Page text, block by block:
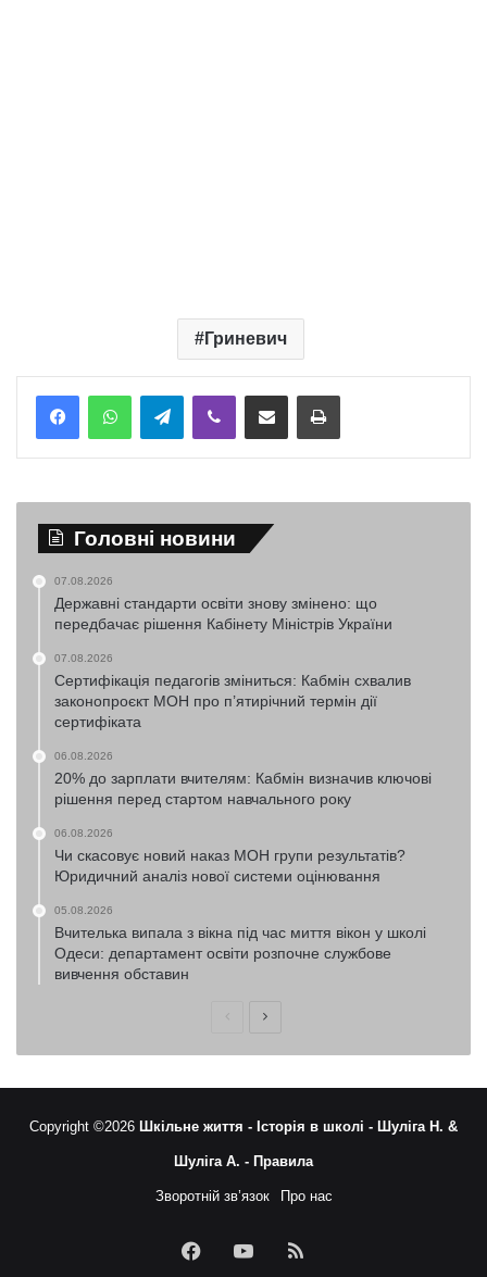
Гриневич
TelegramViber Надіслати електронною поштоюНадрукувати
Головні новини
07.08.2026
Державні стандарти освіти знову змінено: що
передбачає рішення Кабінету Міністрів України
07.08.2026
Сертифікація педагогів зміниться: Кабмін схвалив
законопроєкт МОН про п’ятирічний термін дії
сертифіката
06.08.2026
20% до зарплати вчителям: Кабмін визначив ключові
рішення перед стартом навчального року
06.08.2026
Чи скасовує новий наказ МОН групи результатів?
Юридичний аналіз нової системи оцінювання
05.08.2026
Вчителька випала з вікна під час миття вікон у школі
Одеси: департамент освіти розпочне службове
вивчення обставин
ПопередняНаступна
Copyright ©2026 Шкільне життя - Історія в школі - Шуліга Н. &
Шуліга А. - Правила
Зворотній зв’язок Про нас
FacebookYouTubeRSS